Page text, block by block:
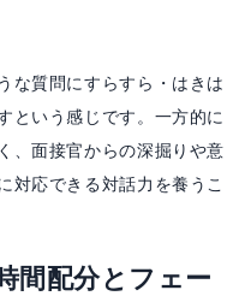
な質問にすらすら・はきは
という感じです。一方的に
、面接官からの深掘りや意
対応できる対話力を養うこ
間配分とフェー